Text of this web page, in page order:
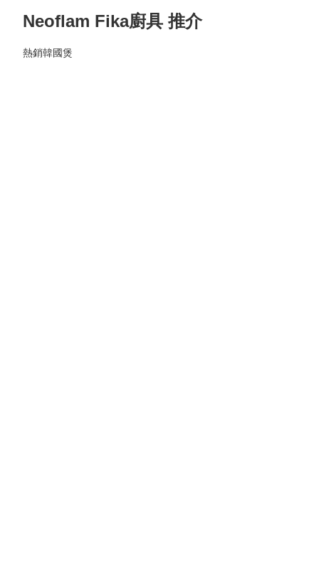
Neoflam Fika廚具 推介
熱銷韓國煲